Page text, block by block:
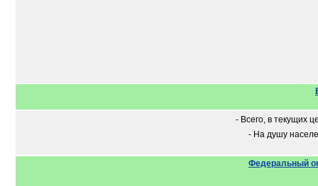
- Всего, в текущих
- На душу
Федеральный